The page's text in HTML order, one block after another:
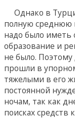
Однако в
полную среднюю
надо было иметь
образование и
не было.
прошли в
тяжелыми в его
постоянной
ночам, так как
поисках средств